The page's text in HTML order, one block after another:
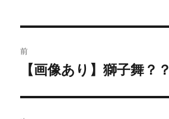
稿
ビ
前
の
【画像あり】獅子舞？